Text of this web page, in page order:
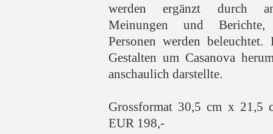
werden ergänzt durch
Meinungen und Berichte,
Personen werden beleuchtet.
Gestalten um Casanova
anschaulich darstellte.
Grossformat 30,5 cm x 21,5
EUR 198,-